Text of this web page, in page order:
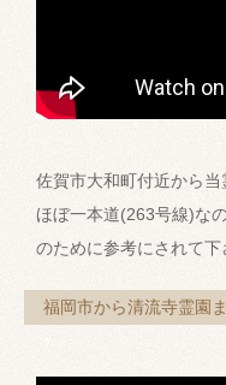
佐賀市大和町付近から当
ほぼ一本道(263号線)な
のために参考にされて下
福岡市から清流寺霊園